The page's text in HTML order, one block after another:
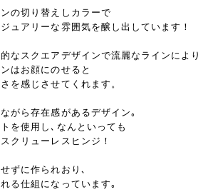
の切り替えしカラーで
ュアリーな雰囲気を醸し出しています！
なスクエアデザインで流麗なラインにより
はお顔にのせると
を感じさせてくれます。
がら存在感があるデザイン｡
を使用し､なんといっても
クリューレスヒンジ！
ずに作られおり､
る仕組になっています｡